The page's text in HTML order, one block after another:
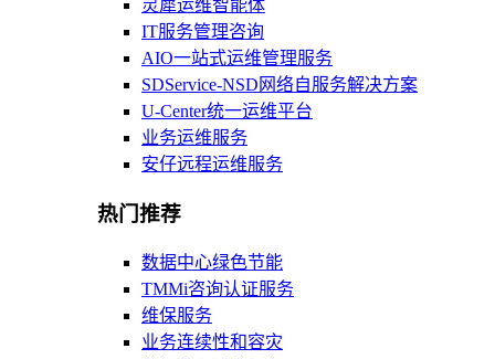
灵犀运维智能体
IT服务管理咨询
AIO一站式运维管理服务
SDService-NSD网络自服务解决方案
U-Center统一运维平台
业务运维服务
安仔远程运维服务
热门推荐
数据中心绿色节能
TMMi咨询认证服务
维保服务
业务连续性和容灾